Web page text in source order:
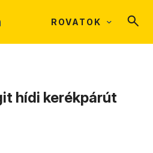
ROVATOK
hídi kerékpárút